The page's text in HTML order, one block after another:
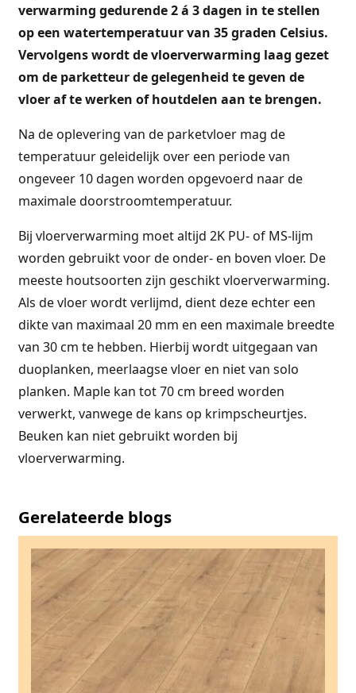
verwarming gedurende 2 á 3 dagen in te stellen
op een watertemperatuur van 35 graden Celsius.
Vervolgens wordt de vloerverwarming laag gezet
om de parketteur de gelegenheid te geven de
vloer af te werken of houtdelen aan te brengen.
Na de oplevering van de parketvloer mag de
temperatuur geleidelijk over een periode van
ongeveer 10 dagen worden opgevoerd naar de
maximale doorstroomtemperatuur.
Bij vloerverwarming moet altijd 2K PU- of MS-lijm
worden gebruikt voor de onder- en boven vloer. De
meeste houtsoorten zijn geschikt vloerverwarming.
Als de vloer wordt verlijmd, dient deze echter een
dikte van maximaal 20 mm en een maximale breedte
van 30 cm te hebben. Hierbij wordt uitgegaan van
duoplanken, meerlaagse vloer en niet van solo
planken. Maple kan tot 70 cm breed worden
verwerkt, vanwege de kans op krimpscheurtjes.
Beuken kan niet gebruikt worden bij
vloerverwarming.
Gerelateerde blogs